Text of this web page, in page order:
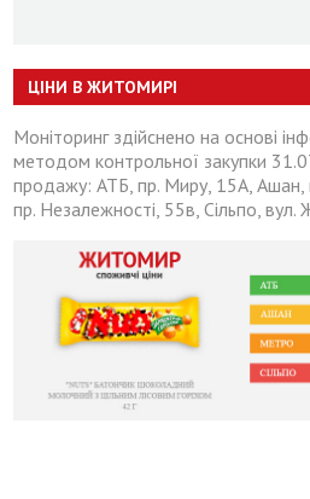
ЦІНИ В ЖИТОМИРІ
Моніторинг здійснено на основі
методом контрольної закупки
продажу: АТБ, пр. Миру, 15А, Ашан,
пр. Незалежності, 55в, Сільпо, вул.